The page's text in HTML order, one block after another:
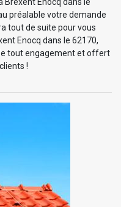
préalable votre demande
tout de suite pour vous
Enocq dans le 62170,
tout engagement et offert
!